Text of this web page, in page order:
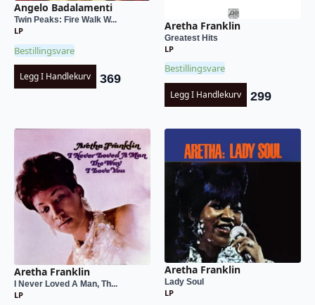
Angelo Badalamenti
Twin Peaks: Fire Walk W...
LP
Bestillingsvare
Legg I Handlekurv 369
Aretha Franklin
Greatest Hits
LP
Bestillingsvare
Legg I Handlekurv 299
Aretha Franklin
I Never Loved A Man, Th...
LP
Aretha Franklin
Lady Soul
LP